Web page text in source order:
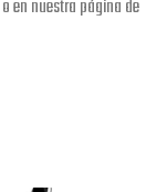
o en nuestra página de